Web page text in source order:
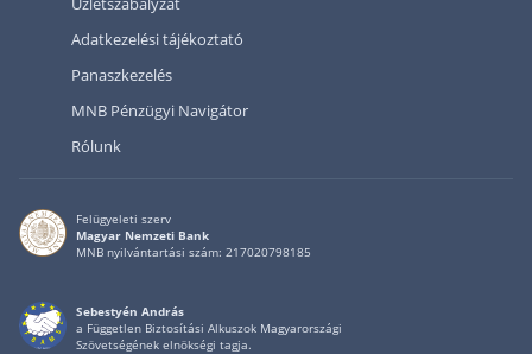
Adatkezelési tájékoztató
Panaszkezelés
MNB Pénzügyi Navigátor
Rólunk
Felügyeleti szerv
Magyar Nemzeti Bank
MNB nyilvántartási szám: 217020798185
Sebestyén András
a Független Biztosítási Alkuszok Magyarországi
Szövetségének elnökségi tagja.